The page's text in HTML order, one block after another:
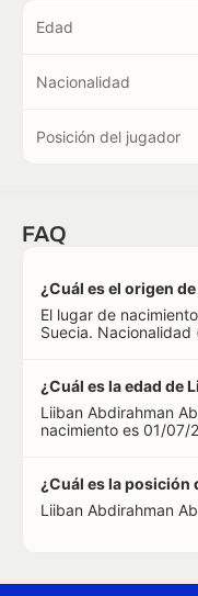
Edad
Nacionalidad
Posición del jugador
FAQ
¿Cuál es el origen
El lugar de
Suecia. Nacionalidad
¿Cuál es la edad de
Liiban Abdirahman
nacimiento es 01/07/
¿Cuál es la posición
Liiban Abdirahman